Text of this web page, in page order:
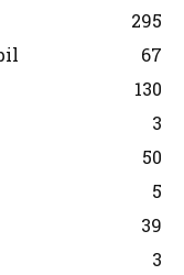
295
67
130
3
50
5
39
3